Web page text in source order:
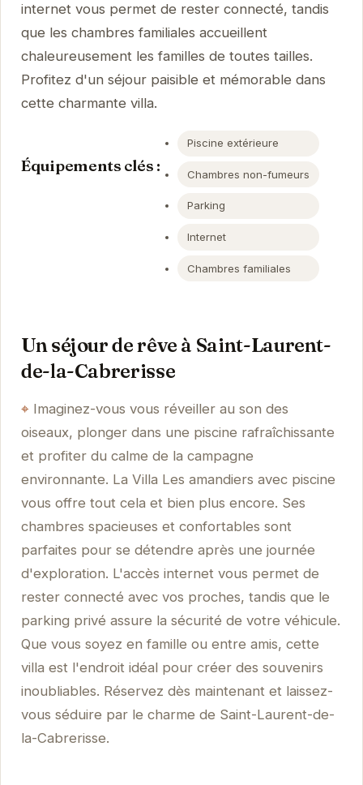
internet vous permet de rester connecté, tandis
que les chambres familiales accueillent
chaleureusement les familles de toutes tailles.
Profitez d'un séjour paisible et mémorable dans
cette charmante villa.
Équipements clés :
Piscine extérieure
Chambres non-fumeurs
Parking
Internet
Chambres familiales
Un séjour de rêve à Saint-Laurent-
de-la-Cabrerisse
Imaginez-vous vous réveiller au son des
oiseaux, plonger dans une piscine rafraîchissante
et profiter du calme de la campagne
environnante. La Villa Les amandiers avec piscine
vous offre tout cela et bien plus encore. Ses
chambres spacieuses et confortables sont
parfaites pour se détendre après une journée
d'exploration. L'accès internet vous permet de
rester connecté avec vos proches, tandis que le
parking privé assure la sécurité de votre véhicule.
Que vous soyez en famille ou entre amis, cette
villa est l'endroit idéal pour créer des souvenirs
inoubliables. Réservez dès maintenant et laissez-
vous séduire par le charme de Saint-Laurent-de-
la-Cabrerisse.